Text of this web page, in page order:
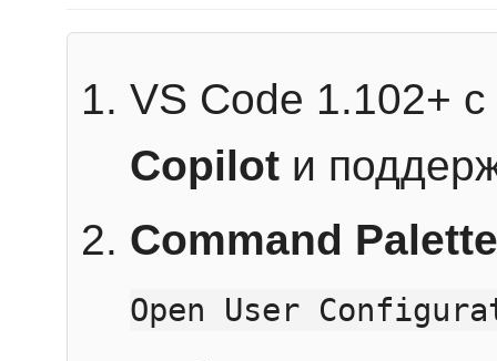
VS Code 1.102+
Copilot и
Command Palette
Open User